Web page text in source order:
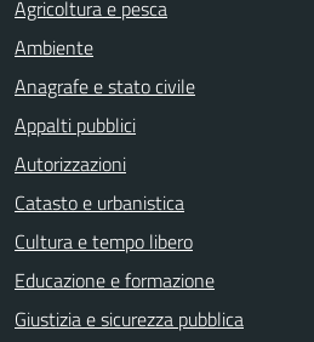
Agricoltura e pesca
Ambiente
Anagrafe e stato civile
Appalti pubblici
Autorizzazioni
Catasto e urbanistica
Cultura e tempo libero
Educazione e formazione
Giustizia e sicurezza pubblica